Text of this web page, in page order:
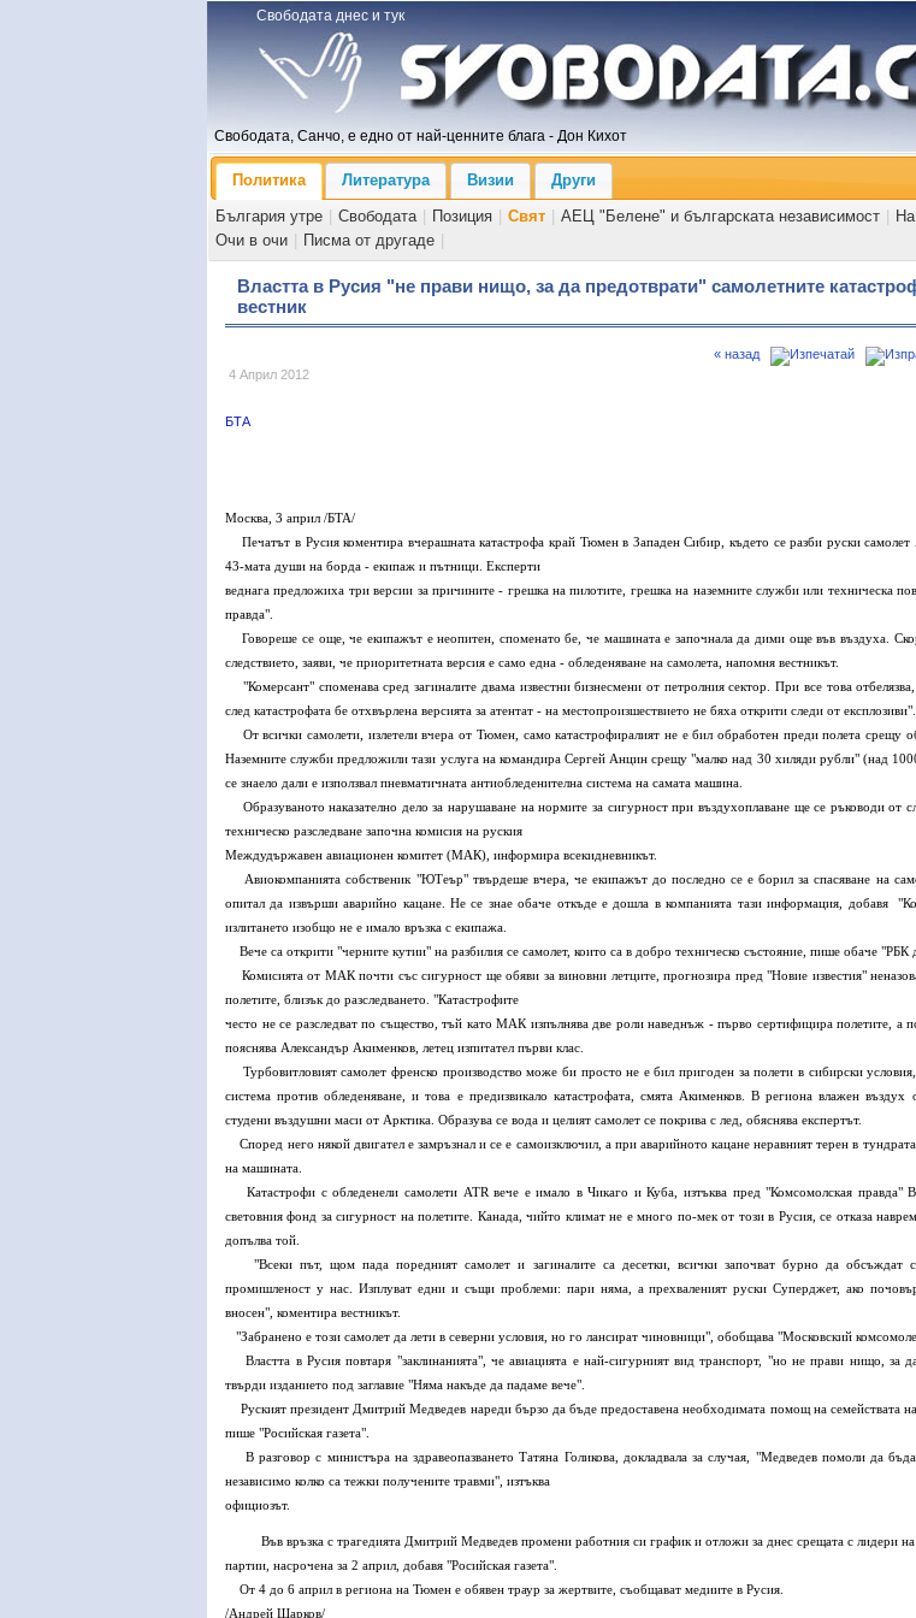
Свободата днес и тук
Свободата, Санчо, е едно от най-ценните блага - Дон Кихот
Политика Литература Визии
Други
България утре
Свободата Позиция Свят АЕЦ "Белене" и българската независимост
Очи в очи
Писма от другаде
Властта в Русия "не прави нищо, за да предотврати" самолетните
вестник
4 Април 2012
« назад
БТА
Москва, 3 април /БТА/
Печатът в Русия коментира вчерашната катастрофа край Тюмен в Западен Сибир, където се разби руски
43-мата души на борда - екипаж и пътници. Експерти
веднага предложиха три версии за причините - грешка на пилотите, грешка на наземните служби или техническа
правда".
Говореше се още, че екипажът е неопитен, споменато бе, че машината е започнала да дими още във въздуха.
следствието, заяви, че приоритетната версия е само една - обледеняване на самолета, напомня вестникът.
"Комерсант" споменава сред загиналите двама известни бизнесмени от петролния сектор. При все това
след катастрофата бе отхвърлена версията за атентат - на местопроизшествието не бяха открити следи от експлозиви".
От всички самолети, излетели вчера от Тюмен, само катастрофиралият не е бил обработен преди полета срещу
Наземните служби предложили тази услуга на командира Сергей Анцин срещу "малко над 30 хиляди рубли" (над
се знаело дали е използвал пневматичната антиобледенителна система на самата машина.
Образуваното наказателно дело за нарушаване на нормите за сигурност при въздухоплаване ще се ръководи от
техническо разследване започна комисия на руския
Междудържавен авиационен комитет (МАК), информира всекидневникът.
Авиокомпанията собственик "ЮТеър" твърдеше вчера, че екипажът до последно се е борил за спасяване на
опитал да извърши аварийно кацане. Не се знае обаче откъде е дошла в компанията тази информация, добавя
излитането изобщо не е имало връзка с екипажа.
Вече са открити "черните кутии" на разбилия се самолет, които са в добро техническо състояние, пише обаче "РБК
Комисията от МАК почти със сигурност ще обяви за виновни летците, прогнозира пред "Новие известия"
полетите, близък до разследването. "Катастрофите
често не се разследват по същество, тъй като МАК изпълнява две роли наведнъж - първо сертифицира полетите, а
пояснява Александър Акименков, летец изпитател първи клас.
Турбовитловият самолет френско производство може би просто не е бил пригоден за полети в сибирски
система против обледеняване, и това е предизвикало катастрофата, смята Акименков. В региона влажен въздух
студени въздушни маси от Арктика. Образува се вода и целият самолет се покрива с лед, обяснява експертът.
Според него някой двигател е замръзнал и се е самоизключил, а при аварийното кацане неравният терен в
на машината.
Катастрофи с обледенели самолети ATR вече е имало в Чикаго и Куба, изтъква пред "Комсомолская правда"
световния фонд за сигурност на полетите. Канада, чийто климат не е много по-мек от този в Русия, се отказа
допълва той.
"Всеки път, щом пада поредният самолет и загиналите са десетки, всички започват бурно да обсъждат
промишленост у нас. Изплуват едни и същи проблеми: пари няма, а прехваленият руски Суперджет, ако
вносен", коментира вестникът.
"Забранено е този самолет да лети в северни условия, но го лансират чиновници", обобщава "Московский
Властта в Русия повтаря "заклинанията", че авиацията е най-сигурният вид транспорт, "но не прави нищо, за
твърди изданието под заглавие "Няма накъде да падаме вече".
Руският президент Дмитрий Медведев нареди бързо да бъде предоставена необходимата помощ на семействата
пише "Росийская газета".
В разговор с министъра на здравеопазването Татяна Голикова, докладвала за случая, "Медведев помоли да
независимо колко са тежки получените травми", изтъква
официозът.
Във връзка с трагедията Дмитрий Медведев промени работния си график и отложи за днес срещата с лидери
партии, насрочена за 2 април, добавя "Росийская газета".
От 4 до 6 април в региона на Тюмен е обявен траур за жертвите, съобщават медиите в Русия.
/Андрей Шарков/